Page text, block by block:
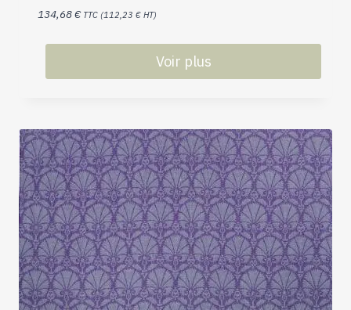
134,68€ TTC (112,23 € HT)
Voir plus